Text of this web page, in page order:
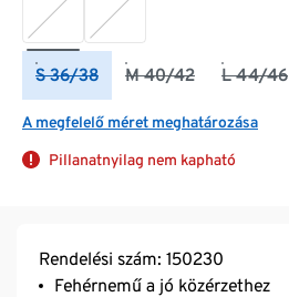
S 36/38 M 40/42 L 44/46
A megfelelő méret meghatározása
Pillanatnyilag nem kapható
Rendelési szám: 150230
Fehérnemű a jó közérzethez